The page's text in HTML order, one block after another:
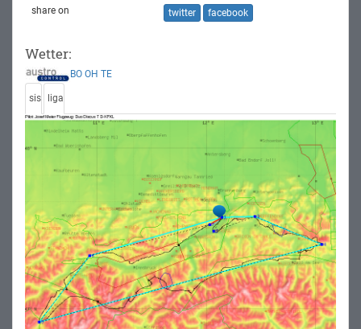
share on twitter facebook
Wetter:
BO OH TE
sis liga